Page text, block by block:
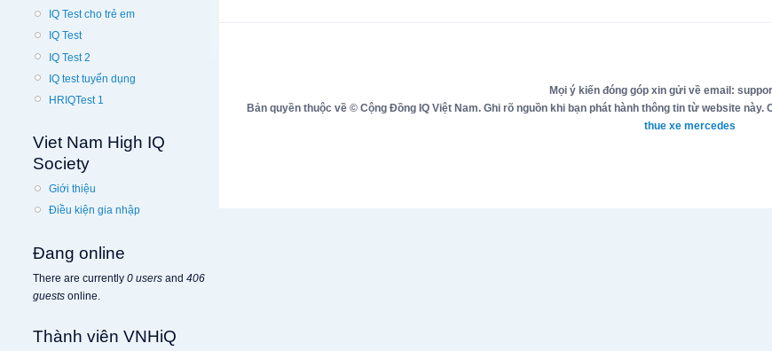
IQ Test cho trẻ em
IQ Test
IQ Test 2
IQ test tuyển dụng
HRIQTest 1
Viet Nam High IQ
Society
Giới thiệu
Điều kiện gia nhập
Đang online
There are currently 0 users and 406
guests online.
Thành viên VNHiQ
Mọi ý kiến đóng góp xin gửi về email:
Bản quyền thuộc về © Cộng Đồng IQ Việt Nam. Ghi rõ nguồn khi bạn phát hành thông tin từ website này.
thue xe mercedes